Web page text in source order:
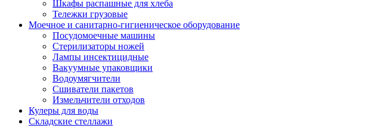
Шкафы распашные для хлеба
Тележки грузовые
Моечное и санитарно-гигиеническое оборудование
Посудомоечные машины
Стерилизаторы ножей
Лампы инсектицидные
Вакуумные упаковщики
Водоумягчители
Сшиватели пакетов
Измельчители отходов
Кулеры для воды
Складские стеллажи